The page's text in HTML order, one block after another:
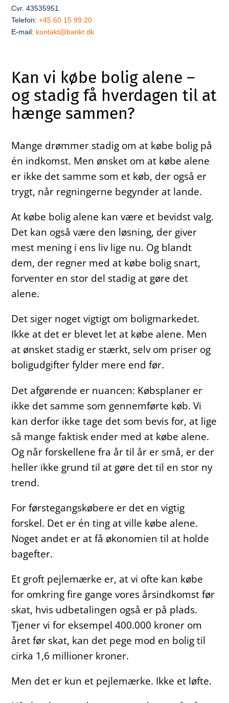
Cvr. 43535951
Telefon:+45 60 15 99 20
E-mail: kontakt@bankr.dk
Kan vi købe bolig alene –
og stadig få hverdagen til at
hænge sammen?
Mange drømmer stadig om at købe bolig på
én indkomst. Men ønsket om at købe alene
er ikke det samme som et køb, der også er
trygt, når regningerne begynder at lande.
At købe bolig alene kan være et bevidst valg.
Det kan også være den løsning, der giver
mest mening i ens liv lige nu. Og blandt
dem, der regner med at købe bolig snart,
forventer en stor del stadig at gøre det
alene.
Det siger noget vigtigt om boligmarkedet.
Ikke at det er blevet let at købe alene. Men
at ønsket stadig er stærkt, selv om priser og
boligudgifter fylder mere end før.
Det afgørende er nuancen: Købsplaner er
ikke det samme som gennemførte køb. Vi
kan derfor ikke tage det som bevis for, at lige
så mange faktisk ender med at købe alene.
Og når forskellene fra år til år er små, er der
heller ikke grund til at gøre det til en stor ny
trend.
For førstegangskøbere er det en vigtig
forskel. Det er én ting at ville købe alene.
Noget andet er at få økonomien til at holde
bagefter.
Et groft pejlemærke er, at vi ofte kan købe
for omkring fire gange vores årsindkomst før
skat, hvis udbetalingen også er på plads.
Tjener vi for eksempel 400.000 kroner om
året før skat, kan det pege mod en bolig til
cirka 1,6 millioner kroner.
Men det er kun et pejlemærke. Ikke et løfte.